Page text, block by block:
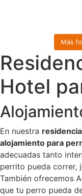
Más
Hotel
En nuestra
alojamiento para
adecuadas tanto
perrito pueda correr,
También ofrecemos
que tu perro pueda